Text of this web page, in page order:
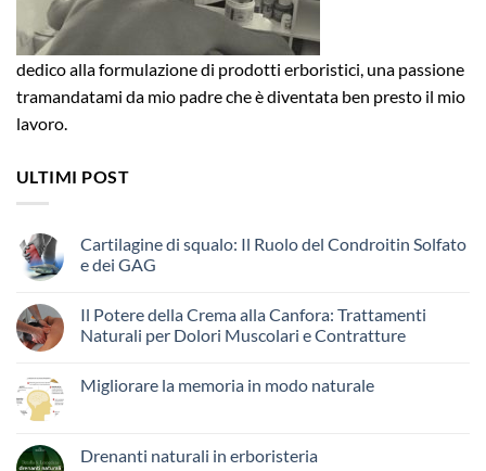
dedico alla formulazione di prodotti erboristici, una passione
tramandatami da mio padre che è diventata ben presto il mio
lavoro.
ULTIMI POST
Cartilagine di squalo: Il Ruolo del Condroitin Solfato
e dei GAG
Il Potere della Crema alla Canfora: Trattamenti
Naturali per Dolori Muscolari e Contratture
Migliorare la memoria in modo naturale
Drenanti naturali in erboristeria